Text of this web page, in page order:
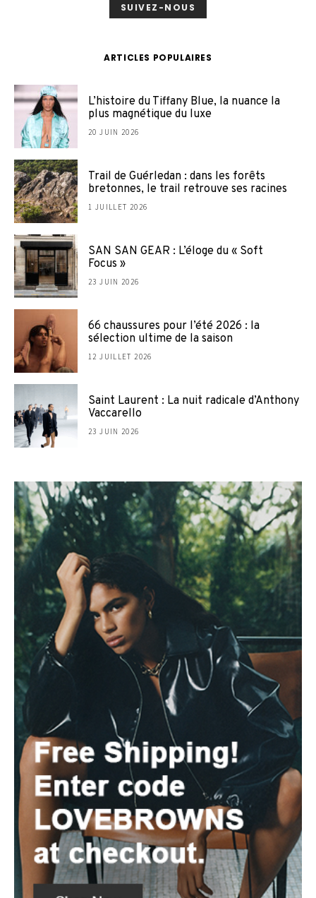
SUIVEZ-NOUS
ARTICLES POPULAIRES
L’histoire du Tiffany Blue, la nuance la
plus magnétique du luxe
20 JUIN 2026
Trail de Guérledan : dans les forêts
bretonnes, le trail retrouve ses racines
1 JUILLET 2026
SAN SAN GEAR : L’éloge du « Soft
Focus »
23 JUIN 2026
66 chaussures pour l’été 2026 : la
sélection ultime de la saison
12 JUILLET 2026
Saint Laurent : La nuit radicale d’Anthony
Vaccarello
23 JUIN 2026